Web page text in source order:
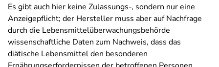
Es gibt auch hier keine Zulassungs-, sondern nur eine
Anzeigepflicht; der Hersteller muss aber auf Nachfrage
durch die Lebensmittelüberwachungsbehörde
wissenschaftliche Daten zum Nachweis, dass das
diätische Lebensmittel den besonderen